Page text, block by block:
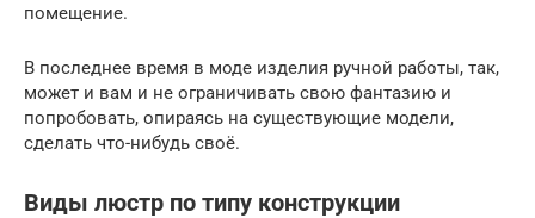
помещение.
В последнее время в моде изделия ручной работы, так,
может и вам и не ограничивать свою фантазию и
попробовать, опираясь на существующие модели,
сделать что-нибудь своё.
Виды люстр по типу конструкции